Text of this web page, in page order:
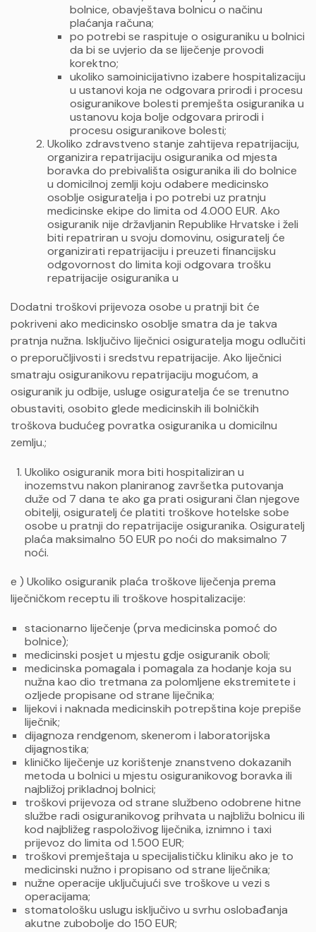
bolnice, obavještava bolnicu o načinu
plaćanja računa;
po potrebi se raspituje o osiguraniku u bolnici
da bi se uvjerio da se liječenje provodi
korektno;
ukoliko samoinicijativno izabere hospitalizaciju
u ustanovi koja ne odgovara prirodi i procesu
osiguranikove bolesti premješta osiguranika u
ustanovu koja bolje odgovara prirodi i
procesu osiguranikove bolesti;
Ukoliko zdravstveno stanje zahtijeva repatrijaciju,
organizira repatrijaciju osiguranika od mjesta
boravka do prebivališta osiguranika ili do bolnice
u domicilnoj zemlji koju odabere medicinsko
osoblje osiguratelja i po potrebi uz pratnju
medicinske ekipe do limita od 4.000 EUR. Ako
osiguranik nije državljanin Republike Hrvatske i želi
biti repatriran u svoju domovinu, osiguratelj će
organizirati repatrijaciju i preuzeti financijsku
odgovornost do limita koji odgovara trošku
repatrijacije osiguranika u
Dodatni troškovi prijevoza osobe u pratnji bit će
pokriveni ako medicinsko osoblje smatra da je takva
pratnja nužna. Isključivo liječnici osiguratelja mogu odlučiti
o preporučljivosti i sredstvu repatrijacije. Ako liječnici
smatraju osiguranikovu repatrijaciju mogućom, a
osiguranik ju odbije, usluge osiguratelja će se trenutno
obustaviti, osobito glede medicinskih ili bolničkih
troškova budućeg povratka osiguranika u domicilnu
zemlju.;
Ukoliko osiguranik mora biti hospitaliziran u
inozemstvu nakon planiranog završetka putovanja
duže od 7 dana te ako ga prati osigurani član njegove
obitelji, osiguratelj će platiti troškove hotelske sobe
osobe u pratnji do repatrijacije osiguranika. Osiguratelj
plaća maksimalno 50 EUR po noći do maksimalno 7
noći.
e ) Ukoliko osiguranik plaća troškove liječenja prema
liječničkom receptu ili troškove hospitalizacije:
stacionarno liječenje (prva medicinska pomoć do
bolnice);
medicinski posjet u mjestu gdje osiguranik oboli;
medicinska pomagala i pomagala za hodanje koja su
nužna kao dio tretmana za polomljene ekstremitete i
ozljede propisane od strane liječnika;
lijekovi i naknada medicinskih potrepština koje prepiše
liječnik;
dijagnoza rendgenom, skenerom i laboratorijska
dijagnostika;
kliničko liječenje uz korištenje znanstveno dokazanih
metoda u bolnici u mjestu osiguranikovog boravka ili
najbližoj prikladnoj bolnici;
troškovi prijevoza od strane službeno odobrene hitne
službe radi osiguranikovog prihvata u najbližu bolnicu ili
kod najbližeg raspoloživog liječnika, iznimno i taxi
prijevoz do limita od 1.500 EUR;
troškovi premještaja u specijalističku kliniku ako je to
medicinski nužno i propisano od strane liječnika;
nužne operacije uključujući sve troškove u vezi s
operacijama;
stomatološku uslugu isključivo u svrhu oslobađanja
akutne zubobolje do 150 EUR;